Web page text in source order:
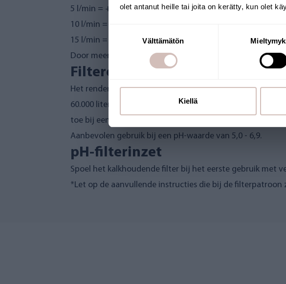
olet antanut heille tai joita on kerätty, kun olet
Välttämätön
Kiellä
5 l/min = +1
10 l/min = +0,7
15 l/min = +0,6
Door meerdere filters in serie te schakelen, kan de pH-
Filterefficiëntie
Het rendement wordt beïnvloed door de eigenschappen
60.000 liter. De eigenschappen van het water
toe bij een hogere pH.
Aanbevolen gebruik bij een pH-waarde van 5,0 - 6,9.
pH-filterinzet
Spoel het kalkhoudende filter bij het eerste gebruik met
*Let op de aanvullende instructies die bij de filterpatroon